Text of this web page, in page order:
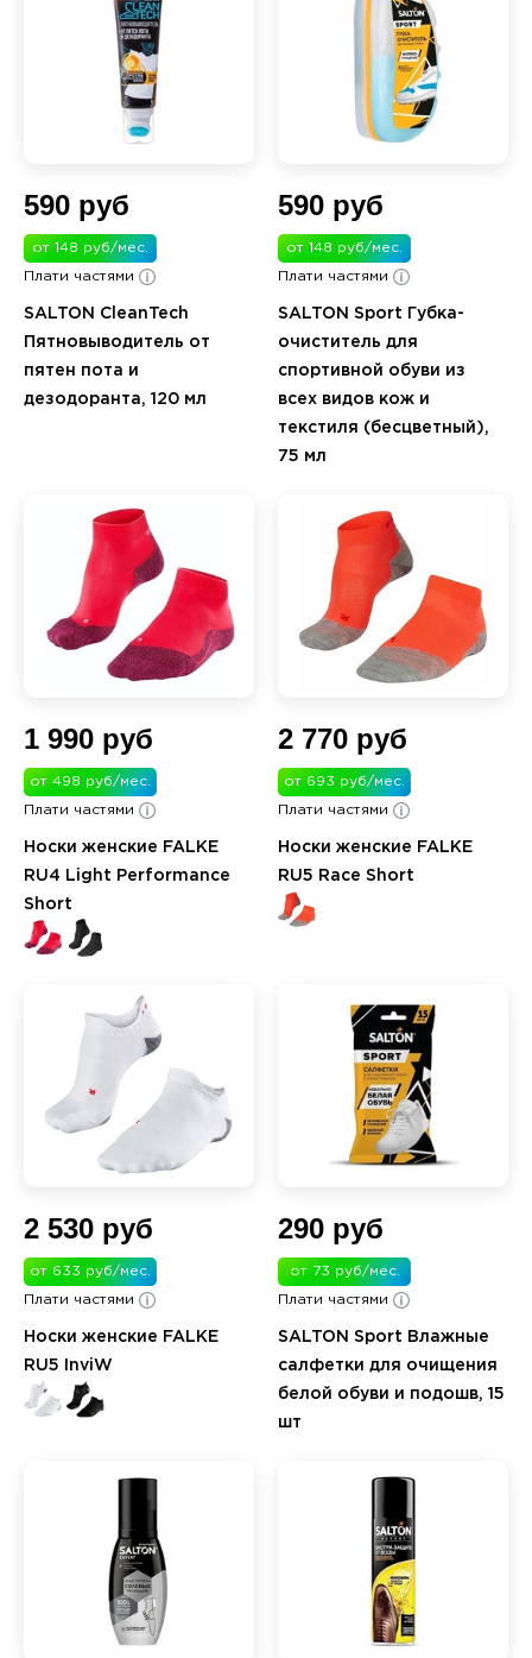
590 руб
от 148 руб/мес.
Плати частями
SALTON CleanTech
Пятновыводитель от
пятен пота и
дезодоранта, 120 мл
590 руб
от 148 руб/мес.
Плати частями
SALTON Sport Губка-
очиститель для
спортивной обуви из
всех видов кож и
текстиля (бесцветный),
75 мл
1 990 руб
от 498 руб/мес.
Плати частями
Носки женские FALKE
RU4 Light Performance
Short
2 770 руб
от 693 руб/мес.
Плати частями
Носки женские FALKE
RU5 Race Short
2 530 руб
от 633 руб/мес.
Плати частями
Носки женские FALKE
RU5 InviW
290 руб
от 73 руб/мес.
Плати частями
SALTON Sport Влажные
салфетки для очищения
белой обуви и подошв, 15
шт